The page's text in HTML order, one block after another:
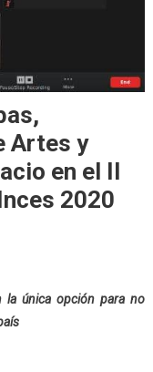
Artes y
en el II
2020
la única opción para no